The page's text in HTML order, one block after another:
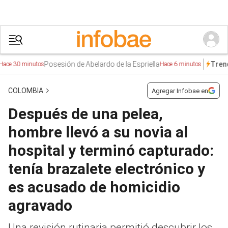
Posesión de Abelardo de la EspriellaHace 6 minutos Trends
COLOMBIA Agregar Infobae en
Después de una pelea,
hombre llevó a su novia al
hospital y terminó capturado:
tenía brazalete electrónico y
es acusado de homicidio
agravado